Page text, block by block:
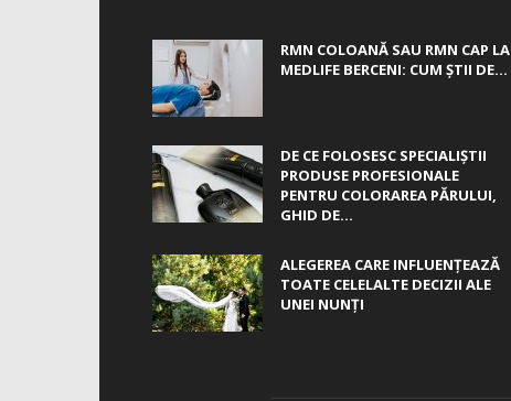
RMN COLOANĂ SAU RMN CAP LA
MEDLIFE BERCENI: CUM ȘTII DE...
DE CE FOLOSESC SPECIALIȘTII
PRODUSE PROFESIONALE
PENTRU COLORAREA PĂRULUI,
GHID DE...
ALEGEREA CARE INFLUENȚEAZĂ
TOATE CELELALTE DECIZII ALE
UNEI NUNȚI